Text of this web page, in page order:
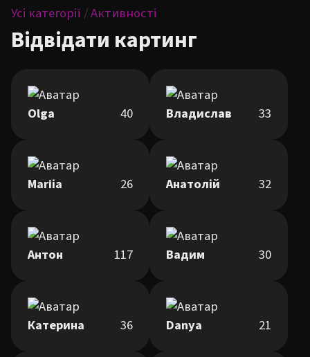
Усі категорії /Активності
Відвідати картинг
Olga 40 Владислав 33
Mariіa 26 Анатолій 32
Антон 117 Вадим 30
Катерина 36 Danya 21